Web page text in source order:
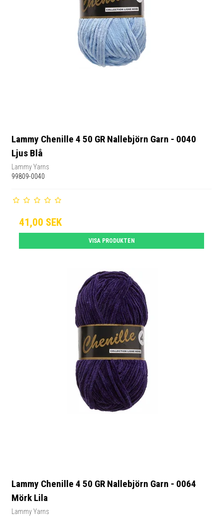
Lammy Chenille 4 50 GR Nallebjörn Garn - 0040
Ljus Blå
Lammy Yarns
99809-0040
41,00 SEK
VISA PRODUKTEN
Lammy Chenille 4 50 GR Nallebjörn Garn - 0064
Mörk Lila
Lammy Yarns